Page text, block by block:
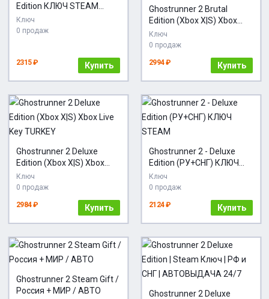
Edition КЛЮЧ STEAM
РФ+СНГ
Ключ
0 продаж
2315 ₽ Купить
Ghostrunner 2 Brutal
Edition (Xbox X|S) Xbox
Live Key ARGENTINA
Ключ
0 продаж
2994 ₽ Купить
Ghostrunner 2 Deluxe
Edition (Xbox X|S) Xbox
Live Key TURKEY
Ключ
0 продаж
2984 ₽ Купить
Ghostrunner 2 - Deluxe
Edition (РУ+СНГ) КЛЮЧ
STEAM
Ключ
0 продаж
2124 ₽ Купить
Ghostrunner 2 Steam Gift /
Россия + МИР / АВТО
Ghostrunner 2 Deluxe